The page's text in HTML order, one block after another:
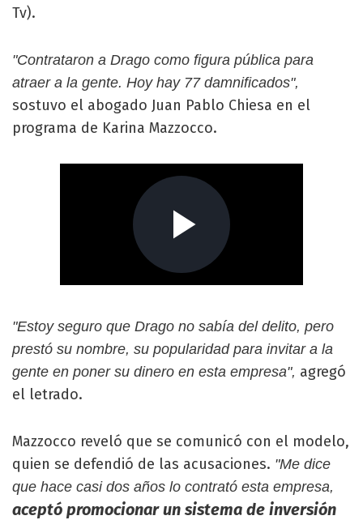
Tv).
"Contrataron a Drago como figura pública para
atraer a la gente. Hoy hay 77 damnificados",
sostuvo el abogado Juan Pablo Chiesa en el
programa de Karina Mazzocco.
"Estoy seguro que Drago no sabía del delito, pero
prestó su nombre, su popularidad para invitar a la
gente en poner su dinero en esta empresa", agregó
el letrado.
Mazzocco reveló que se comunicó con el modelo,
quien se defendió de las acusaciones. "Me dice
que hace casi dos años lo contrató esta empresa,
aceptó promocionar un sistema de inversión